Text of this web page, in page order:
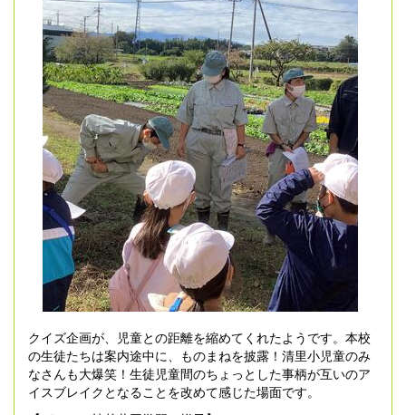
クイズ企画が、児童との距離を縮めてくれたようです。本校
の生徒たちは案内途中に、ものまねを披露！清里小児童のみ
なさんも大爆笑！生徒児童間のちょっとした事柄が互いのア
イスブレイクとなることを改めて感じた場面です。